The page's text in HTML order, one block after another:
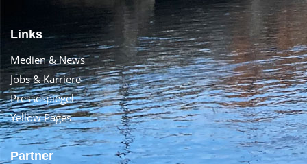
Links
Medien & News
Jobs & Karriere
Pressespiegel
Yellow Pages
Partner